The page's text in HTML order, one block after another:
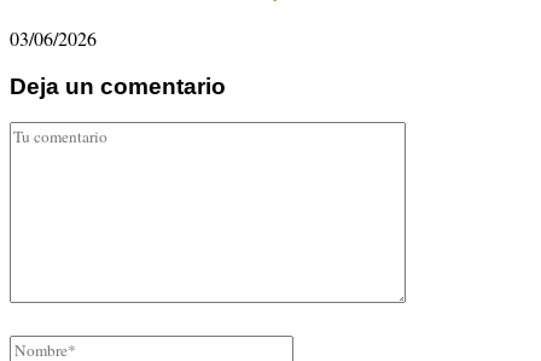
03/06/2026
Deja un comentario